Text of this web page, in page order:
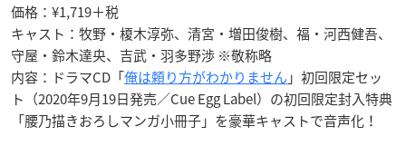
価格：¥1,719＋税
キャスト：牧野・榎木淳弥、清宮・増田俊樹、福・河西健吾、
守屋・鈴木達央、吉武・羽多野渉 ※敬称略
内容：ドラマCD「俺は頼り方がわかりません 」初回限定セッ
ト（2020年9月19日発売／Cue Egg Label）の初回限定封入特典
「腰乃描きおろしマンガ小冊子」を豪華キャストで音声化！